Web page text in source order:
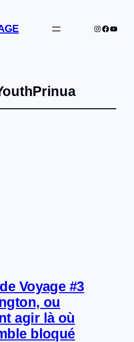
Instagram
Voyage #3
ou
agir là où
bloqué